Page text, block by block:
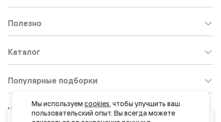
Полезно
Каталог
Популярные подборки
Клиентский центр: 8 800 511 30 95
Мы используем cookies, чтобы улучшить ваш
пользовательский опыт. Вы всегда можете